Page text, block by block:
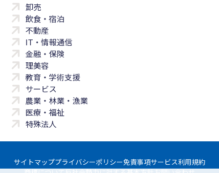
卸売
飲食・宿泊
不動産
IT・情報通信
金融・保険
理美容
教育・学術支援
サービス
農業・林業・漁業
医療・福祉
特殊法人
サイトマッププライバシーポリシー免責事項サービス利用規約